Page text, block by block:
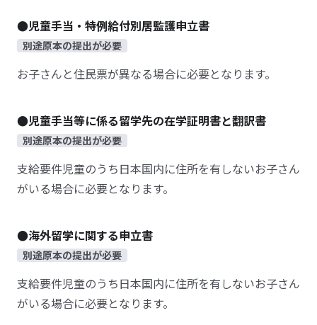
●児童手当・特例給付別居監護申立書
別途原本の提出が必要
お子さんと住民票が異なる場合に必要となります。
●児童手当等に係る留学先の在学証明書と翻訳書
別途原本の提出が必要
支給要件児童のうち日本国内に住所を有しないお子さん
がいる場合に必要となります。
●海外留学に関する申立書
別途原本の提出が必要
支給要件児童のうち日本国内に住所を有しないお子さん
がいる場合に必要となります。